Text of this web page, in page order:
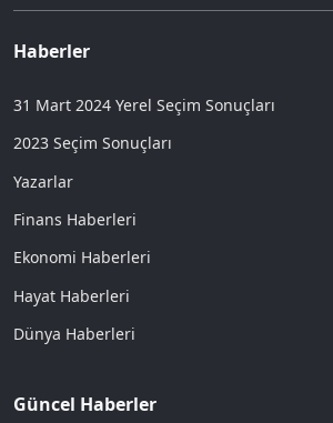
Haberler
31 Mart 2024 Yerel Seçim Sonuçları
2023 Seçim Sonuçları
Yazarlar
Finans Haberleri
Ekonomi Haberleri
Hayat Haberleri
Dünya Haberleri
Güncel Haberler